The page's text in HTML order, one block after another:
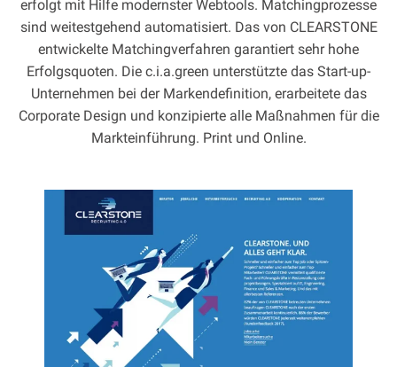
erfolgt mit Hilfe modernster Webtools. Matchingprozesse
sind weitestgehend automatisiert. Das von CLEARSTONE
entwickelte Matchingverfahren garantiert sehr hohe
Erfolgsquoten. Die c.i.a.green unterstützte das Start-up-
Unternehmen bei der Markendefinition, erarbeitete das
Corporate Design und konzipierte alle Maßnahmen für die
Markteinführung. Print und Online.